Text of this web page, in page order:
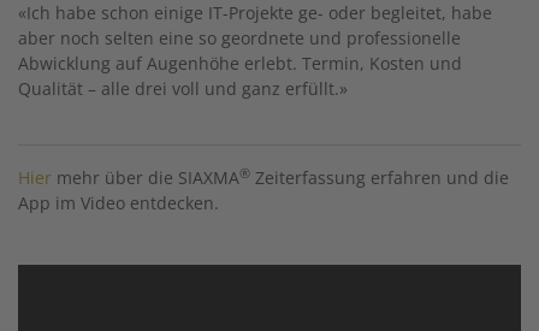
«Ich habe schon einige IT-Projekte ge- oder begleitet, habe
aber noch selten eine so geordnete und professionelle
Abwicklung auf Augenhöhe erlebt. Termin, Kosten und
Qualität – alle drei voll und ganz erfüllt.»
Hier mehr über die SIAXMA® Zeiterfassung erfahren und die
App im Video entdecken.